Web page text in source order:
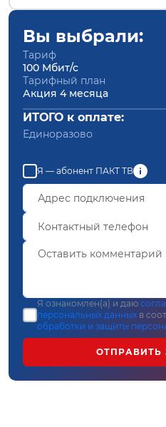
Вы выбрали:
Тариф
100 Мбит/с
Тарифный план
Акция 4 месяца
ИТОГО к оплате:
Единоразово
Я — абонент ПАКТ ТВ
Я ознакомлен(а) и даю
персональных данных в
обработки и защиты
ОТПРАВИТЬ